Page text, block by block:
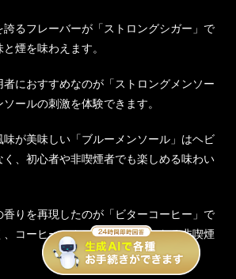
るフレーバーが「ストロングシガー」で
煙を味わえます。
者におすすめなのが「ストロングメンソー
ールの刺激を体験できます。
が美味しい「ブルーメンソール」はヘビ
、初心者や非喫煙者でも楽しめる味わい
りを再現したのが「ビターコーヒー」で
コーヒーのカフェインが気になる非喫煙